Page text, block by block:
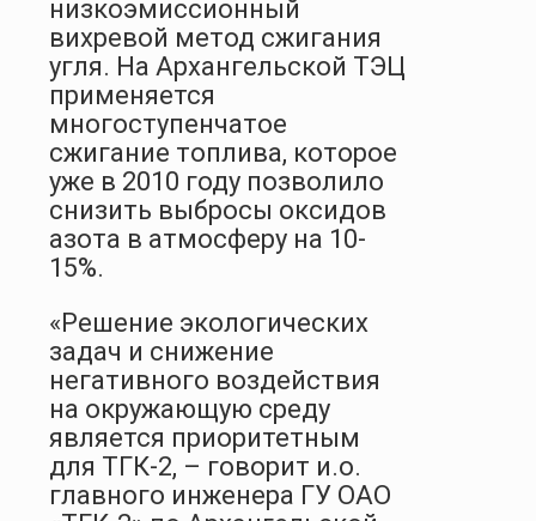
низкоэмиссионный
вихревой метод сжигания
угля. На Архангельской ТЭЦ
применяется
многоступенчатое
сжигание топлива, которое
уже в 2010 году позволило
снизить выбросы оксидов
азота в атмосферу на 10-
15%.
«Решение экологических
задач и снижение
негативного воздействия
на окружающую среду
является приоритетным
для ТГК-2, – говорит и.о.
главного инженера ГУ ОАО